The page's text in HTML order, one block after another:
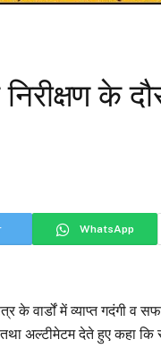
के
WhatsApp
के वार्डों में व्याप्त गदंगी व
अल्टीमेटम देते हुए कहा कि